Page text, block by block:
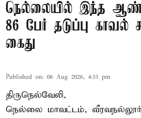
நெல்லையில் இந்த
86 பேர் தடுப்பு காவல்
கைது
Published on: 06 Aug 2026, 4:33 pm
திருநெல்வேலி,
நெல்லை மாவட்டம், வீரவநல்லூர்